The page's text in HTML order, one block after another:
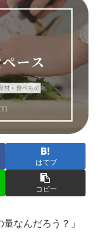
はてブ
コピー
なんだろう？」